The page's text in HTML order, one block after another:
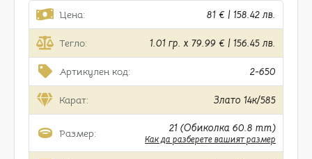
Цена: 81 € | 158.42 лв.
Тегло: 1.01 гр. x 79.99 € | 156.45 лв.
Артикулен код: 2-650
Карат: Злато 14к/585
Размер: 21 (Обиколка 60.8 mm)
Как да разберете вашият размер